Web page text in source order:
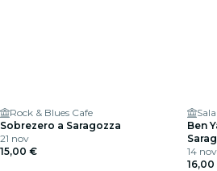
Rock & Blues Cafe
Sobrezero a Saragozza
21 nov
15,00 €
Ben
14 nov